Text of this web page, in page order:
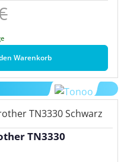
Preis:
Warenkorb
TN3330